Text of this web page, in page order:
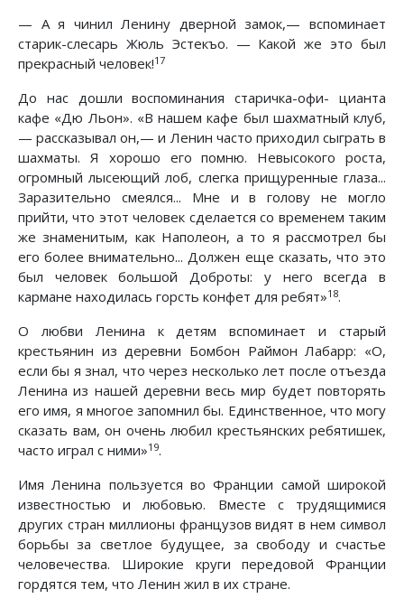
— А я чинил Ленину дверной замок,— вспоминает
старик-слесарь Жюль Эстекъо. — Какой же это был
прекрасный человек!17
До нас дошли воспоминания старичка-офи- цианта
кафе «Дю Льон». «В нашем кафе был шахматный клуб,
— рассказывал он,— и Ленин часто приходил сыграть в
шахматы. Я хорошо его помню. Невысокого роста,
огромный лысеющий лоб, слегка прищуренные глаза...
Заразительно смеялся... Мне и в голову не могло
прийти, что этот человек сделается со временем таким
же знаменитым, как Наполеон, а то я рассмотрел бы
его более внимательно... Должен еще сказать, что это
был человек большой Доброты: у него всегда в
кармане находилась горсть конфет для ребят»18.
О любви Ленина к детям вспоминает и старый
крестьянин из деревни Бомбон Раймон Лабарр: «О,
если бы я знал, что через несколько лет после отъезда
Ленина из нашей деревни весь мир будет повторять
его имя, я многое запомнил бы. Единственное, что могу
сказать вам, он очень любил крестьянских ребятишек,
часто играл с ними»19.
Имя Ленина пользуется во Франции самой широкой
известностью и любовью. Вместе с трудящимися
других стран миллионы французов видят в нем символ
борьбы за светлое будущее, за свободу и счастье
человечества. Широкие круги передовой Франции
гордятся тем, что Ленин жил в их стране.